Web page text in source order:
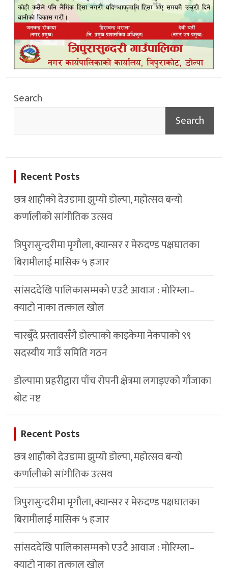
Search
Search
Recent Posts
छत्र शाहीको देउडामा झुम्यो डोल्पा, महोत्सव बन्यो
कर्णालीको सांगीतिक उत्सव
त्रिपुरासुन्दरीमा मृगौला, क्यान्सर र मेरुदण्ड पक्षघातका
बिरामीलाई मासिक ५ हजार
सांसददेखि पालिकासम्मको एउटै आवाज : मोरिम्ला–
क्याटो नाका तत्काल खोल
चारबुँदे प्रस्तावसँगै डाेल्पाकाे काइकेमा नेकपाकाे ९९
सदस्यीय गाउँ समिति गठन
डोल्पामा प्रहरीद्वारा पाँच रोपनी क्षेत्रमा लगाइएको गाँजाका
बोट नष्ट
Recent Posts
छत्र शाहीको देउडामा झुम्यो डोल्पा, महोत्सव बन्यो
कर्णालीको सांगीतिक उत्सव
त्रिपुरासुन्दरीमा मृगौला, क्यान्सर र मेरुदण्ड पक्षघातका
बिरामीलाई मासिक ५ हजार
सांसददेखि पालिकासम्मको एउटै आवाज : मोरिम्ला–
क्याटो नाका तत्काल खोल